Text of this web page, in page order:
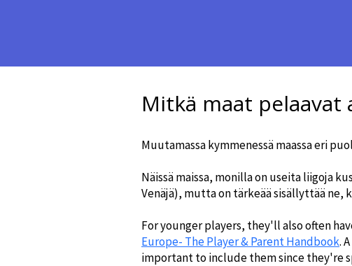
Mitkä maat pelaavat
Muutamassa kymmenessä maassa eri
Näissä maissa, monilla on useita liigoja
Venäjä), mutta on tärkeää sisällyttää ne,
For younger players, they'll also often
Europe- The Player & Parent Handbook.
important to include them since they're